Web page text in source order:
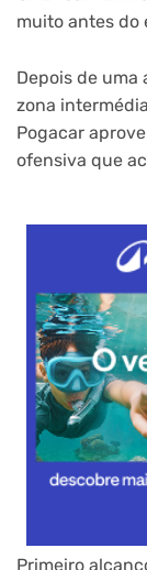
muito antes do
Depois de uma
zona
Pogacar
ofensiva que
Primeiro